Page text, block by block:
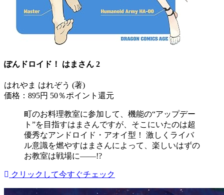
ぽんドロイド！ はまさん 2
はれやま はれぞう (著)
価格：895円 50％ポイント還元
町のお料理教室に参加して、機能の“アップデー
ト”を目指すはまさんですが、そこにいたのは超
優秀なアンドロイド・アオイ型！ 激しくライバ
ル意識を燃やすはまさんによって、楽しいはずの
お教室は戦場に――!?
クリックして今すぐチェック